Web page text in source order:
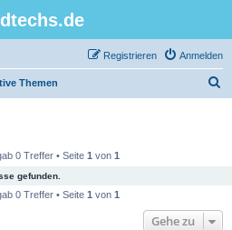
Anmelden
Registrieren
Themen
0 Treffer • Seite 1 von 1
gefunden.
0 Treffer • Seite 1 von 1
Gehe zu